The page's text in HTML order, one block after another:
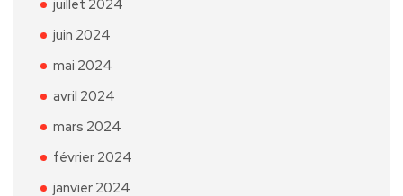
juillet 2024
juin 2024
mai 2024
avril 2024
mars 2024
février 2024
janvier 2024